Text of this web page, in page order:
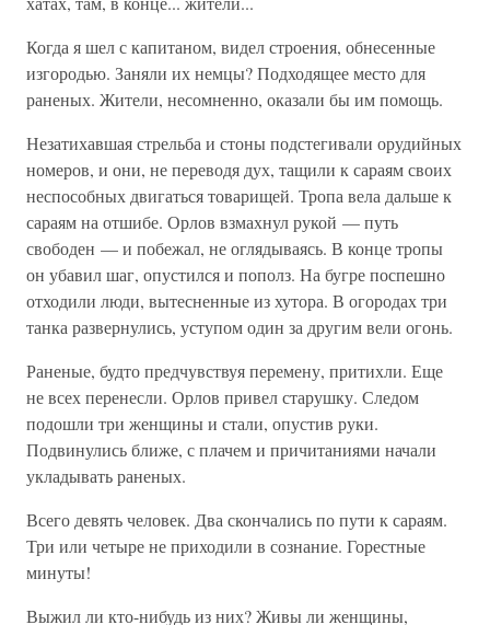
Когда я шел с капитаном, видел строения, обнесенные
изгородью. Заняли их немцы? Подходящее место для
раненых. Жители, несомненно, оказали бы им помощь.
Незатихавшая стрельба и стоны подстегивали орудийных
номеров, и они, не переводя дух, тащили к сараям своих
неспособных двигаться товарищей. Тропа вела дальше к
сараям на отшибе. Орлов взмахнул рукой — путь
свободен — и побежал, не оглядываясь. В конце тропы
он убавил шаг, опустился и пополз. На бугре поспешно
отходили люди, вытесненные из хутора. В огородах три
танка развернулись, уступом один за другим вели огонь.
Раненые, будто предчувствуя перемену, притихли. Еще
не всех перенесли. Орлов привел старушку. Следом
подошли три женщины и стали, опустив руки.
Подвинулись ближе, с плачем и причитаниями начали
укладывать раненых.
Всего девять человек. Два скончались по пути к сараям.
Три или четыре не приходили в сознание. Горестные
минуты!
Выжил ли кто-нибудь из них? Живы ли женщины,